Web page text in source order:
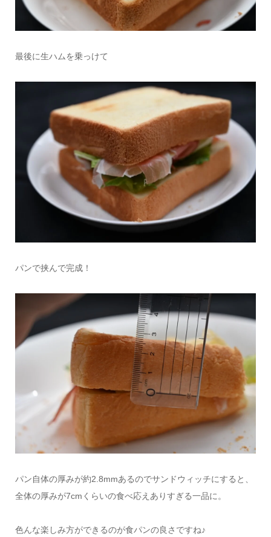
最後に生ハムを乗っけて
パンで挟んで完成！
パン自体の厚みが約2.8mmあるのでサンドウィッチにすると、
全体の厚みが7cmくらいの食べ応えありすぎる一品に。
色んな楽しみ方ができるのが食パンの良さですね♪